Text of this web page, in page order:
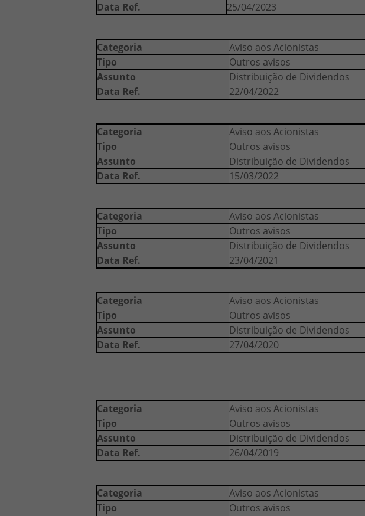
Data Ref.
25/04/2023
Categoria Aviso aos Acionistas
Tipo
Outros avisos
Assunto
Distribuição de Dividendos
Data Ref.
22/04/2022
Categoria Aviso aos Acionistas
Tipo
Outros avisos
Assunto
Distribuição de Dividendos
Data Ref.
15/03/2022
Categoria Aviso aos Acionistas
Tipo
Outros avisos
Assunto
Distribuição de Dividendos
Data Ref.
23/04/2021
Categoria Aviso aos Acionistas
Tipo
Outros avisos
Assunto
Distribuição de Dividendos
Data Ref.
27/04/2020
Categoria Aviso aos Acionistas
Tipo
Outros avisos
Assunto
Distribuição de Dividendos
Data Ref.
26/04/2019
Categoria Aviso aos Acionistas
Tipo
Outros avisos